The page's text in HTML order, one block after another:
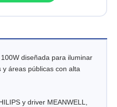
diseñada para iluminar
áreas públicas con alta
y driver MEANWELL,